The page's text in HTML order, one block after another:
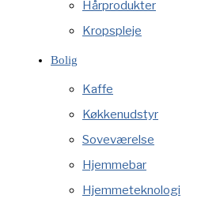
Hårprodukter
Kropspleje
Bolig
Kaffe
Køkkenudstyr
Soveværelse
Hjemmebar
Hjemmeteknologi